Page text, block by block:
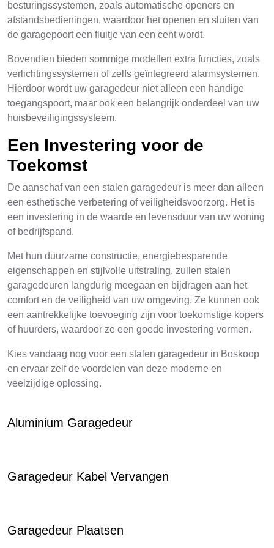
besturingssystemen, zoals automatische openers en
afstandsbedieningen, waardoor het openen en sluiten van
de garagepoort een fluitje van een cent wordt.
Bovendien bieden sommige modellen extra functies, zoals
verlichtingssystemen of zelfs geïntegreerd alarmsystemen.
Hierdoor wordt uw garagedeur niet alleen een handige
toegangspoort, maar ook een belangrijk onderdeel van uw
huisbeveiligingssysteem.
Een Investering voor de
Toekomst
De aanschaf van een stalen garagedeur is meer dan alleen
een esthetische verbetering of veiligheidsvoorzorg. Het is
een investering in de waarde en levensduur van uw woning
of bedrijfspand.
Met hun duurzame constructie, energiebesparende
eigenschappen en stijlvolle uitstraling, zullen stalen
garagedeuren langdurig meegaan en bijdragen aan het
comfort en de veiligheid van uw omgeving. Ze kunnen ook
een aantrekkelijke toevoeging zijn voor toekomstige kopers
of huurders, waardoor ze een goede investering vormen.
Kies vandaag nog voor een stalen garagedeur in Boskoop
en ervaar zelf de voordelen van deze moderne en
veelzijdige oplossing.
Aluminium Garagedeur
Garagedeur Kabel Vervangen
Garagedeur Plaatsen